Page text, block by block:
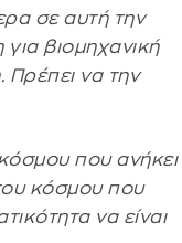
σε αυτή την
βιομηχανική
Πρέπει να την
που ανήκει
κόσμου που
να είναι